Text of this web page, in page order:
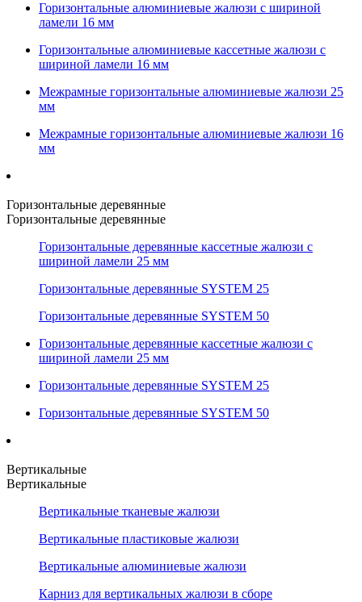
Горизонтальные алюминиевые жалюзи с шириной
ламели 16 мм
Горизонтальные алюминиевые кассетные жалюзи с
шириной ламели 16 мм
Межрамные горизонтальные алюминиевые жалюзи 25
мм
Межрамные горизонтальные алюминиевые жалюзи 16
мм
Горизонтальные деревянные
Горизонтальные деревянные
Горизонтальные деревянные кассетные жалюзи с
шириной ламели 25 мм
Горизонтальные деревянные SYSTEM 25
Горизонтальные деревянные SYSTEM 50
Горизонтальные деревянные кассетные жалюзи с
шириной ламели 25 мм
Горизонтальные деревянные SYSTEM 25
Горизонтальные деревянные SYSTEM 50
Вертикальные
Вертикальные
Вертикальные тканевые жалюзи
Вертикальные пластиковые жалюзи
Вертикальные алюминиевые жалюзи
Карниз для вертикальных жалюзи в сборе